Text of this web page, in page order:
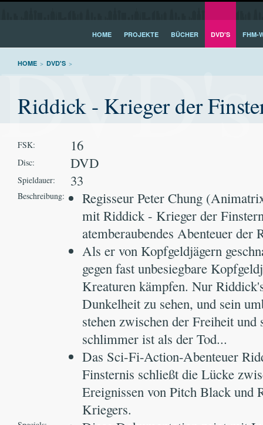
DVD's
HOME PROJEKTE BÜCHER DVD'S FHM-
HOME > DVD'S >
Riddick - Krieger der
FSK: 16
Disc: DVD
Spieldauer: 33
Beschreibung:
Regisseur Peter Chung
mit Riddick - Krieger der
atemberaubendes Abenteuer der
Als er von Kopfgeldjägern
gegen fast unbesiegbare
Kreaturen kämpfen. Nur
Dunkelheit zu sehen, und sein
stehen zwischen der Freiheit und
schlimmer ist als der Tod...
Das Sci-Fi-Action-Abenteuer
Finsternis schließt die Lücke
Ereignissen von Pitch Black und
Kriegers.